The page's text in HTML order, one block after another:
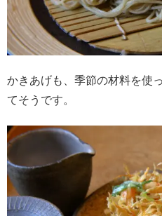
かきあげも、季節の材料を使
てそうです。